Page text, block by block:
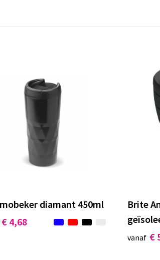
diamant 450ml
€ 4,68
Brite
vanaf €